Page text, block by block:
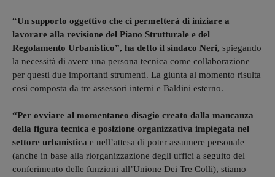
“Un supporto oggettivo che ci permetterà di iniziare a
lavorare alla revisione del Piano Strutturale e del
Regolamento Urbanistico”, ha detto il sindaco Neri, spiegando
la necessità di avere una persona tecnica come collaborazione
per questi due importanti strumenti. La giunta al momento risulta
così composta da tre assessori interni e Baldini esterno.
“Per ovviare al momentaneo disagio creato dalla mancanza
della figura tecnica e posizione organizzativa impiegata nel
settore urbanistica e nell’attesa di poter assumere personale
(anche in base alla riorganizzazione degli uffici a seguito del
conferimento delle funzioni all’Unione Dei Tre Colli), stiamo